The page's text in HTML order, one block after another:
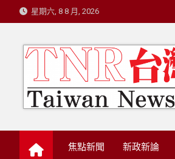
to
星期六, 8 8 月, 2026
台灣新論/星
焦點新聞 新政新論